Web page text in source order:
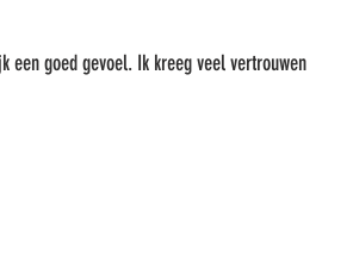
een goed gevoel. Ik kreeg veel vertrouwen